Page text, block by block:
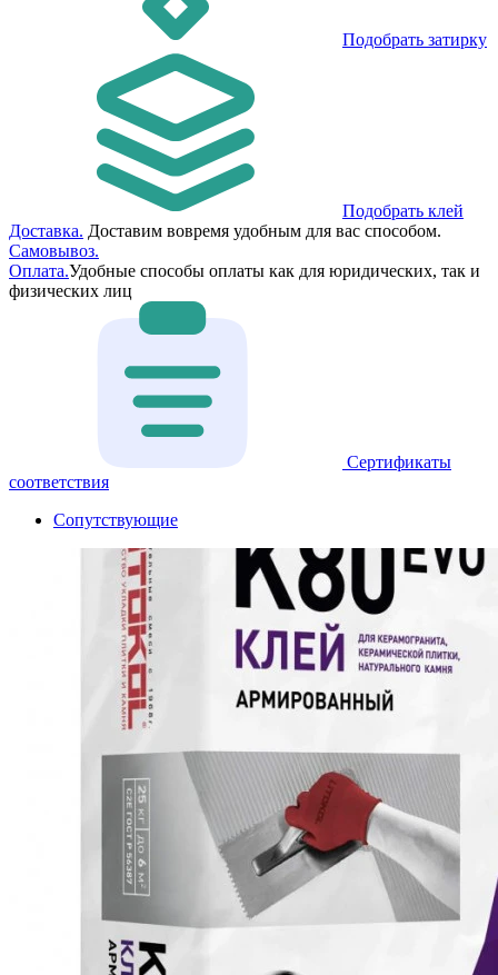
Подобрать затирку
Подобрать клей
Доставка. Доставим вовремя удобным для вас способом.
Самовывоз.
Оплата.Удобные способы оплаты как для юридических, так и
физических лиц
Сертификаты
соответствия
Сопутствующие